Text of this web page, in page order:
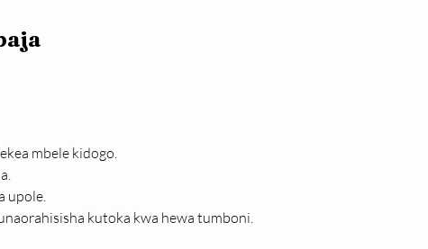
mbele kidogo.
upole.
kutoka kwa hewa tumboni.